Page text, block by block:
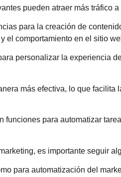
pueden atraer más tráfico a
para la creación de
el comportamiento en el sitio
personalizar la experiencia
más efectiva, lo que
para automatizar
es importante seguir
para automatización del